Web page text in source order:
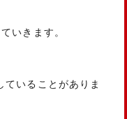
いきます。
ていることがありま